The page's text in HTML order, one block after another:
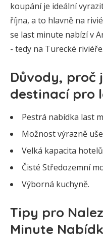
koupání je ideální
října, a to hlavně na
se last minute nabízí v
- tedy na Turecké riviéře.
Důvody, proč
destinací pro
Pestrá nabídka last
Možnost výrazně
Velká kapacita
Čisté Středozemní
Výborná kuchyně.
Tipy pro
Minute